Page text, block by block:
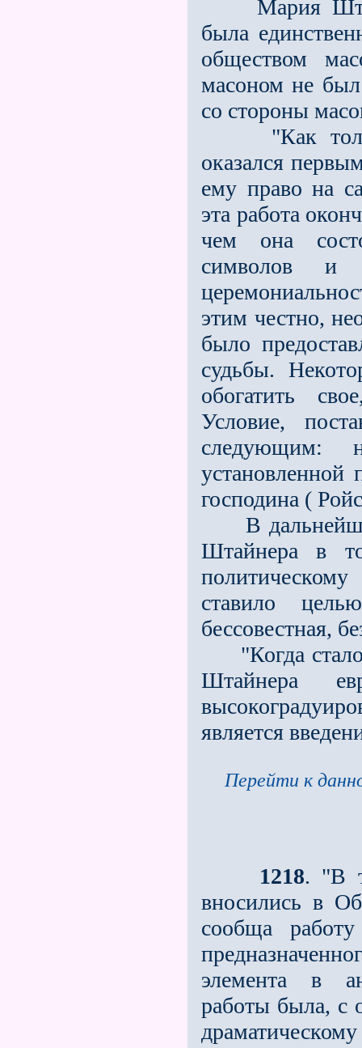
Мария
была
обществом
масоном не был
со стороны
"Как
оказался
ему право на
эта работа
чем она
символов и
этим честно,
было
судьбы.
обогатить
Условие,
следующим:
господина (
В
Штайнера в
ставило
бессовестная,
"Когда стало
Штайнера
является
Перейти к
1218. "В
вносились в
сообща
элемента в
работы была, с